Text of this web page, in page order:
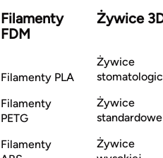
Filamenty
FDM
Filamenty PLA
Filamenty
PETG
Filamenty
Żywice
Żywice
Żywice
standardowe
Żywice